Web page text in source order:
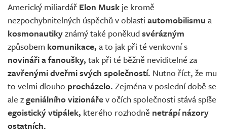
Americký miliardář Elon Musk je kromě
nezpochybnitelných úspěchů v oblasti automobilismu a
kosmonautikyznámý také poněkudsvérázným
způsobem komunikace, a to jak při té venkovní s
novináři a fanoušky, tak při té běžně neviditelné za
zavřenými dveřmi svých společností. Nutno říct, že mu
to velmi dlouho procházelo. Zejména v poslední době se
ale zgeniálního vizionářev očích společnosti stává spíše
egoistický vtipálek, kterého rozhodně netrápí názory
ostatních.